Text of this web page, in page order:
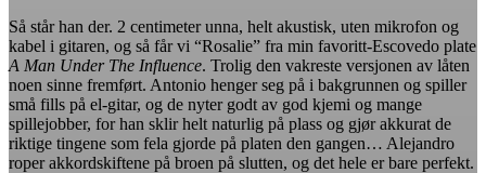
Så står han der. 2 centimeter unna, helt akustisk, uten mikrofon og
kabel i gitaren, og så får vi “Rosalie” fra min favoritt-Escovedo plate
A Man Under The Influence. Trolig den vakreste versjonen av låten
noen sinne fremført. Antonio henger seg på i bakgrunnen og spiller
små fills på el-gitar, og de nyter godt av god kjemi og mange
spillejobber, for han sklir helt naturlig på plass og gjør akkurat de
riktige tingene som fela gjorde på platen den gangen… Alejandro
roper akkordskiftene på broen på slutten, og det hele er bare perfekt.